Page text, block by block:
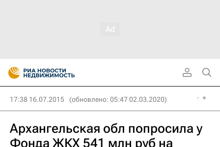
17:38 16.07.2015 (обновлено: 05:47 02.03.2020)
Архангельская обл попросила у
Фонда ЖКХ 541 млн руб на